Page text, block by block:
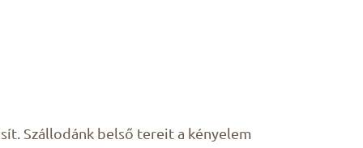
Szállodánk belső tereit a kényelem